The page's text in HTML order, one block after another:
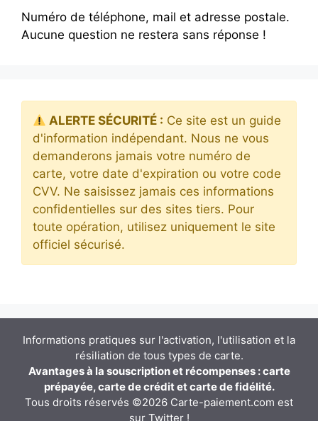
Numéro de téléphone, mail et adresse postale.
Aucune question ne restera sans réponse !
ALERTE SÉCURITÉ : Ce site est un guide
d'information indépendant. Nous ne vous
demanderons jamais votre numéro de
carte, votre date d'expiration ou votre code
CVV. Ne saisissez jamais ces informations
confidentielles sur des sites tiers. Pour
toute opération, utilisez uniquement le site
officiel sécurisé.
Informations pratiques sur l'activation, l'utilisation et la
résiliation de tous types de carte.
Avantages à la souscription et récompenses : carte
prépayée, carte de crédit et carte de fidélité.
Tous droits réservés ©2026 Carte-paiement.com est
sur Twitter!